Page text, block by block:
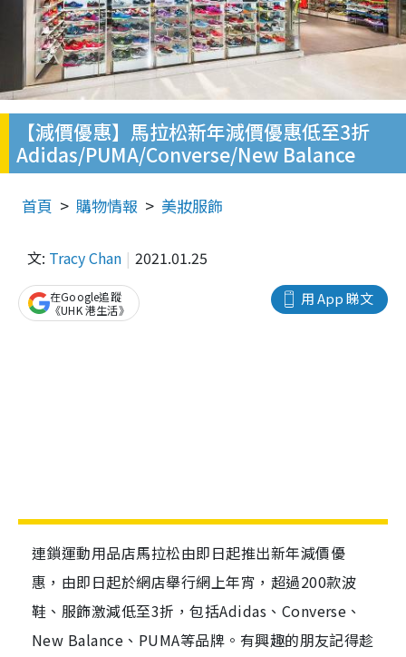
【減價優惠】馬拉松新年減價優惠低至3折
Adidas/PUMA/Converse/New Balance
首頁 購物情報 美妝服飾
文: Tracy Chan 2021.01.25
用 App 睇文
在Google追蹤
《UHK 港生活》
連鎖運動用品店馬拉松由即日起推出新年減價優
惠，由即日起於網店舉行網上年宵，超過200款波
鞋、服飾激減低至3折，包括Adidas、Converse、
New Balance、PUMA等品牌。有興趣的朋友記得趁